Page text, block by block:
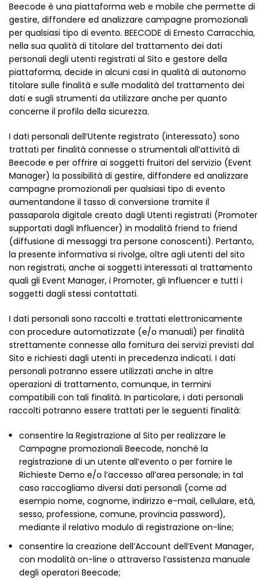
Beecode è una piattaforma web e mobile che permette di
gestire, diffondere ed analizzare campagne promozionali
per qualsiasi tipo di evento. BEECODE di Ernesto Carracchia,
nella sua qualità di titolare del trattamento dei dati
personali degli utenti registrati al Sito e gestore della
piattaforma, decide in alcuni casi in qualità di autonomo
titolare sulle finalità e sulle modalità del trattamento dei
dati e sugli strumenti da utilizzare anche per quanto
concerne il profilo della sicurezza.
I dati personali dell’Utente registrato (interessato) sono
trattati per finalità connesse o strumentali all’attività di
Beecode e per offrire ai soggetti fruitori del servizio (Event
Manager) la possibilità di gestire, diffondere ed analizzare
campagne promozionali per qualsiasi tipo di evento
aumentandone il tasso di conversione tramite il
passaparola digitale creato dagli Utenti registrati (Promoter
supportati dagli Influencer) in modalità friend to friend
(diffusione di messaggi tra persone conoscenti). Pertanto,
la presente informativa si rivolge, oltre agli utenti del sito
non registrati, anche ai soggetti interessati al trattamento
quali gli Event Manager, i Promoter, gli Influencer e tutti i
soggetti dagli stessi contattati.
I dati personali sono raccolti e trattati elettronicamente
con procedure automatizzate (e/o manuali) per finalità
strettamente connesse alla fornitura dei servizi previsti dal
Sito e richiesti dagli utenti in precedenza indicati. I dati
personali potranno essere utilizzati anche in altre
operazioni di trattamento, comunque, in termini
compatibili con tali finalità. In particolare, i dati personali
raccolti potranno essere trattati per le seguenti finalità:
consentire la Registrazione al Sito per realizzare le
Campagne promozionali Beecode, nonché la
registrazione di un utente all’evento o per fornire le
Richieste Demo e/o l’accesso all’area personale; in tal
caso raccogliamo diversi dati personali (come ad
esempio nome, cognome, indirizzo e-mail, cellulare, età,
sesso, professione, comune, provincia password),
mediante il relativo modulo di registrazione on-line;
consentire la creazione dell’Account dell’Event Manager,
con modalità on-line o attraverso l’assistenza manuale
degli operatori Beecode;